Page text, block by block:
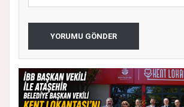
YORUMU GÖNDER